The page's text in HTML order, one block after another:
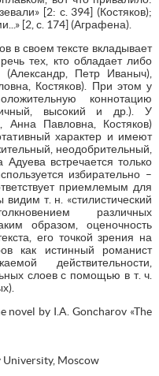
[2: с. 394] (Костяков);
[2, с. 174] (Аграфена).
в своем тексте вкладывает
тех, кто обладает либо
(Александр, Петр Иваныч),
Костяков). При этом у
коннотацию
высокий и др.). У
Анна Павловна, Костяков)
характер и имеют
неодобрительный,
встречается только
избирательно –
приемлемым для
т. н. «стилистический
различных
образом, оценочность
его точкой зрения на
как истинный романист
действительности,
слоев с помощью в т. ч.
novel by I.A. Goncharov «The
University, Moscow